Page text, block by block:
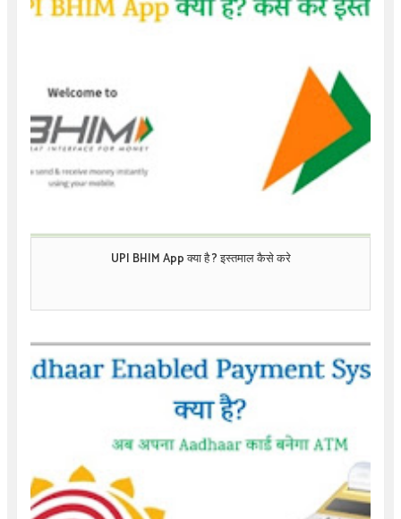
UPI BHIM App क्या है ? इस्तमाल कैसे करे